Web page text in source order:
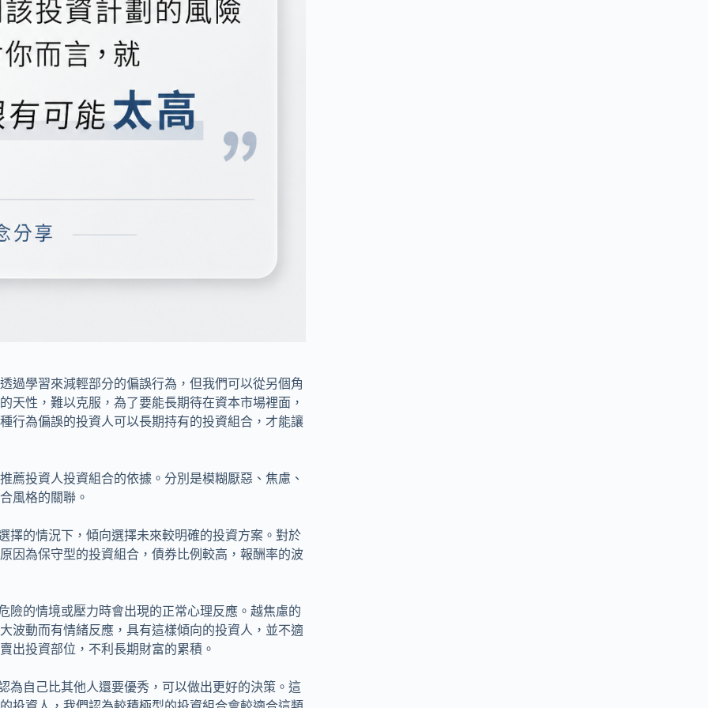
過學習來減輕部分的偏誤行為，但我們可以從另個角
天性，難以克服，為了要能長期待在資本市場裡面，
行為偏誤的投資人可以長期持有的投資組合，才能讓
薦投資人投資組合的依據。分別是模糊厭惡、焦慮、
風格的關聯。
擇的情況下，傾向選擇未來較明確的投資方案。對於
因為保守型的投資組合，債券比例較高，報酬率的波
險的情境或壓力時會出現的正常心理反應。越焦慮的
波動而有情緒反應，具有這樣傾向的投資人，並不適
出投資部位，不利長期財富的累積。
為自己比其他人還要優秀，可以做出更好的決策。這